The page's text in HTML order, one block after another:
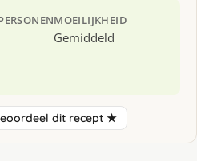
MOEILIJKHEID
Gemiddeld
dit recept ★